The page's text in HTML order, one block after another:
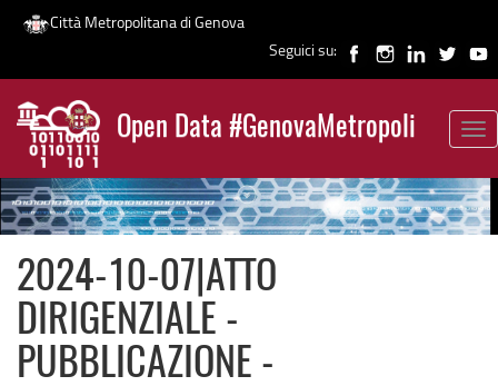
Salta
contenuto
principale
Città Metropolitana di Genova
Seguici su:
Open Data #GenovaMetropoli
News
2024-10-07|ATTO
DIRIGENZIALE -
PUBBLICAZIONE -